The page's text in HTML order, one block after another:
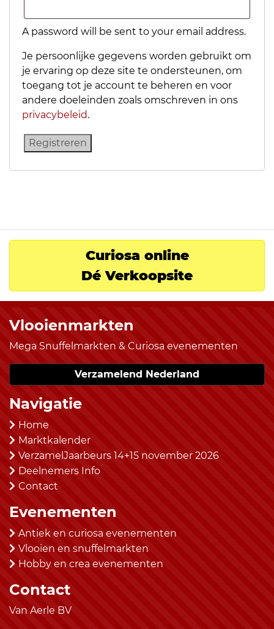
A password will be sent to your email address.
Je persoonlijke gegevens worden gebruikt om
je ervaring op deze site te ondersteunen, om
toegang tot je account te beheren en voor
andere doeleinden zoals omschreven in ons
privacybeleid.
Registreren
Curiosa online
Dé Verkoopsite
Vlooienmarkten
Mega Snuffelmarkten & Curiosa evenementen
Verzamelend Nederland
Navigatie
Home
Marktkalender
VerzamelJaarbeurs 14+15 november 2026
Deelnemers Info
Contact
Evenementen
Antiek en curiosa evenementen
Vlooien en snuffelmarkten
Hobby en crea evenementen
Contact
Van Aerle BV